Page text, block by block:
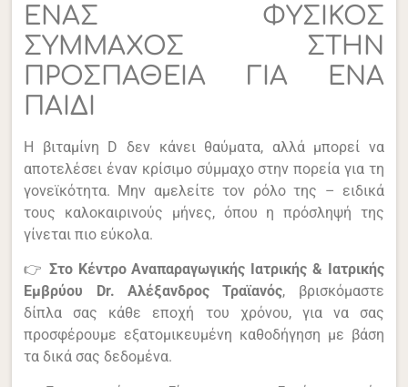
ΕΝΑΣ ΦΥΣΙΚΟΣ
ΣΥΜΜΑΧΟΣ ΣΤΗΝ
ΠΡΟΣΠΑΘΕΙΑ ΓΙΑ ΕΝΑ
ΠΑΙΔΙ
Η βιταμίνη D δεν κάνει θαύματα, αλλά μπορεί να
αποτελέσει έναν κρίσιμο σύμμαχο στην πορεία για τη
γονεϊκότητα. Μην αμελείτε τον ρόλο της – ειδικά
τους καλοκαιρινούς μήνες, όπου η πρόσληψή της
γίνεται πιο εύκολα.
👉 Στο Κέντρο Αναπαραγωγικής Ιατρικής & Ιατρικής
Εμβρύου Dr. Αλέξανδρος Τραϊανός, βρισκόμαστε
δίπλα σας κάθε εποχή του χρόνου, για να σας
προσφέρουμε εξατομικευμένη καθοδήγηση με βάση
τα δικά σας δεδομένα.